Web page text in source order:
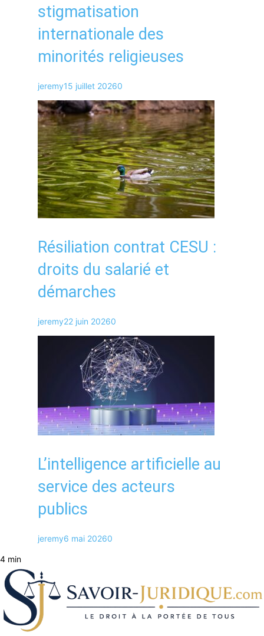
stigmatisation
internationale des
minorités religieuses
jeremy15 juillet 20260
Résiliation contrat CESU :
droits du salarié et
démarches
jeremy22 juin 20260
L’intelligence artificielle au
service des acteurs
publics
jeremy6 mai 20260
4 min